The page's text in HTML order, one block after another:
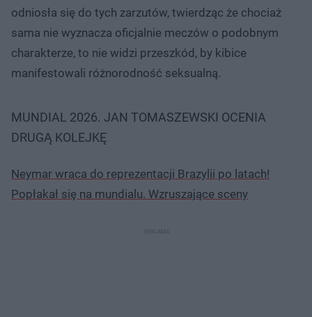
odniosła się do tych zarzutów, twierdząc że chociaż
sama nie wyznacza oficjalnie meczów o podobnym
charakterze, to nie widzi przeszkód, by kibice
manifestowali różnorodność seksualną.
MUNDIAL 2026. JAN TOMASZEWSKI OCENIA
DRUGĄ KOLEJKĘ
Neymar wraca do reprezentacji Brazylii po latach!
Popłakał się na mundialu. Wzruszające sceny